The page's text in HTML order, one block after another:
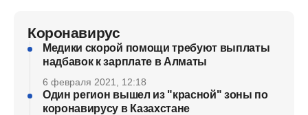
Коронавирус
Медики скорой помощи требуют выплаты
надбавок к зарплате в Алматы
6 февраля 2021, 12:18
Один регион вышел из "красной" зоны по
коронавирусу в Казахстане